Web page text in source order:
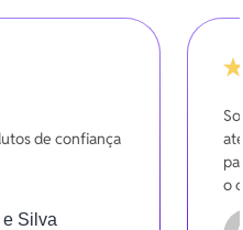
de confiança
Silva
o